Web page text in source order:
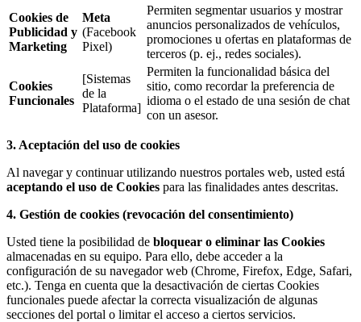
Cookies de
Publicidad y
Marketing
Meta
(Facebook
Pixel)
Permiten segmentar usuarios y mostrar
anuncios personalizados de vehículos,
promociones u ofertas en plataformas de
terceros (p. ej., redes sociales).
Cookies
Funcionales
[Sistemas
de la
Plataforma]
Permiten la funcionalidad básica del
sitio, como recordar la preferencia de
idioma o el estado de una sesión de chat
con un asesor.
3. Aceptación del uso de cookies
Al navegar y continuar utilizando nuestros portales web, usted está
aceptando el uso de Cookies para las finalidades antes descritas.
4. Gestión de cookies (revocación del consentimiento)
Usted tiene la posibilidad de bloquear o eliminar las Cookies
almacenadas en su equipo. Para ello, debe acceder a la
configuración de su navegador web (Chrome, Firefox, Edge, Safari,
etc.). Tenga en cuenta que la desactivación de ciertas Cookies
funcionales puede afectar la correcta visualización de algunas
secciones del portal o limitar el acceso a ciertos servicios.